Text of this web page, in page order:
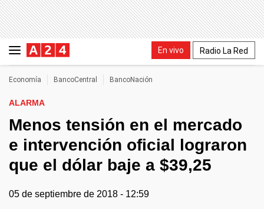
En vivo Radio La Red
Economía BancoCentral BancoNación
ALARMA
Menos tensión en el mercado
e intervención oficial lograron
que el dólar baje a $39,25
05 de septiembre de 2018 - 12:59